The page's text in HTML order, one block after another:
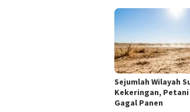
Sejumlah Wilayah
Kekeringan, Petani
Gagal Panen